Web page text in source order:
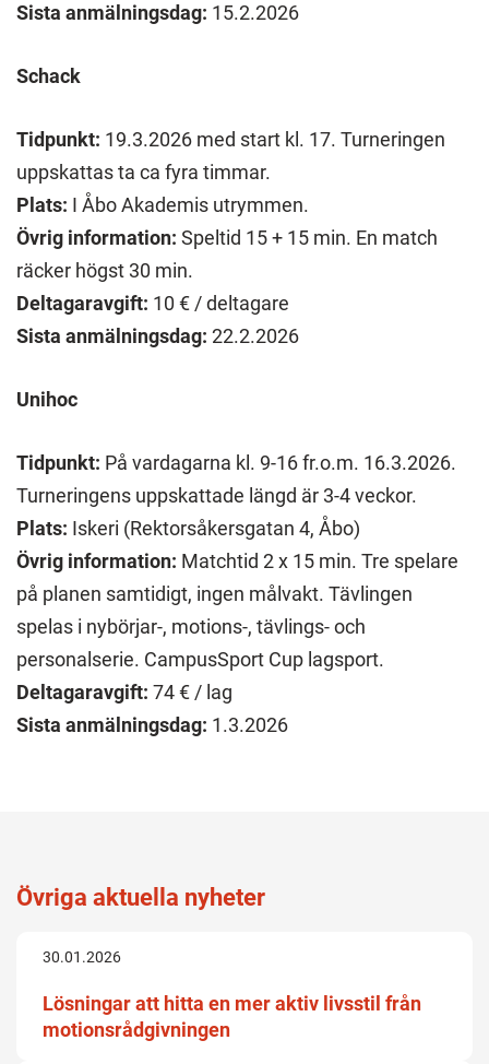
Sista anmälningsdag: 15.2.2026
Schack
Tidpunkt: 19.3.2026 med start kl. 17. Turneringen
uppskattas ta ca fyra timmar.
Plats: I Åbo Akademis utrymmen.
Övrig information: Speltid 15 + 15 min. En match
räcker högst 30 min.
Deltagaravgift: 10 € / deltagare
Sista anmälningsdag: 22.2.2026
Unihoc
Tidpunkt: På vardagarna kl. 9-16 fr.o.m. 16.3.2026.
Turneringens uppskattade längd är 3-4 veckor.
Plats: Iskeri (Rektorsåkersgatan 4, Åbo)
Övrig information: Matchtid 2 x 15 min. Tre spelare
på planen samtidigt, ingen målvakt. Tävlingen
spelas i nybörjar-, motions-, tävlings- och
personalserie. CampusSport Cup lagsport.
Deltagaravgift: 74 € / lag
Sista anmälningsdag: 1.3.2026
Övriga aktuella nyheter
30.01.2026
Lösningar att hitta en mer aktiv livsstil från
motionsrådgivningen